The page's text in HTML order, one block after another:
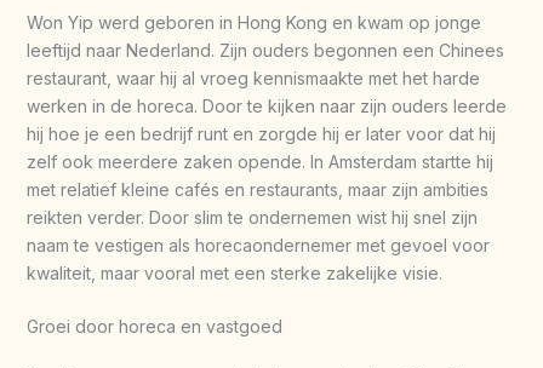
Won Yip werd geboren in Hong Kong en kwam op jonge
leeftijd naar Nederland. Zijn ouders begonnen een Chinees
restaurant, waar hij al vroeg kennismaakte met het harde
werken in de horeca. Door te kijken naar zijn ouders leerde
hij hoe je een bedrijf runt en zorgde hij er later voor dat hij
zelf ook meerdere zaken opende. In Amsterdam startte hij
met relatief kleine cafés en restaurants, maar zijn ambities
reikten verder. Door slim te ondernemen wist hij snel zijn
naam te vestigen als horecaondernemer met gevoel voor
kwaliteit, maar vooral met een sterke zakelijke visie.
Groei door horeca en vastgoed